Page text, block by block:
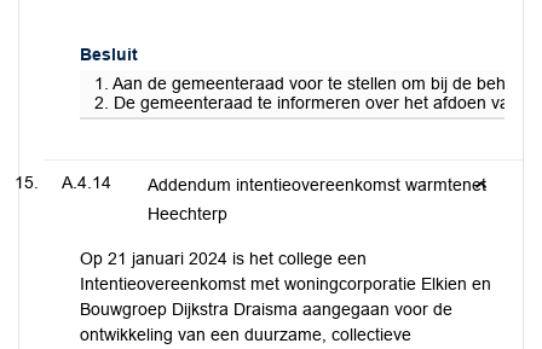
Besluit
1. Aan de gemeenteraad voor te stellen om bij de
2. De gemeenteraad te informeren over het afdoen van
A.4.14
Addendum intentieovereenkomst warmtenet
Heechterp
Op 21 januari 2024 is het college een
Intentieovereenkomst met woningcorporatie Elkien en
Bouwgroep Dijkstra Draisma aangegaan voor de
ontwikkeling van een duurzame, collectieve